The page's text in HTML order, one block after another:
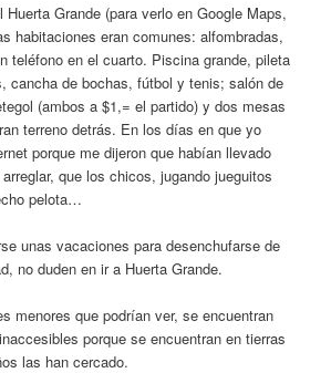
Huerta Grande (para verlo en Google Maps,
habitaciones eran comunes: alfombradas,
teléfono en el cuarto. Piscina grande, pileta
cancha de bochas, fútbol y tenis; salón de
(ambos a $1,= el partido) y dos mesas
terreno detrás. En los días en que yo
porque me dijeron que habían llevado
que los chicos, jugando jueguitos
pelota…
unas vacaciones para desenchufarse de
no duden en ir a Huerta Grande.
menores que podrían ver, se encuentran
porque se encuentran en tierras
las han cercado.